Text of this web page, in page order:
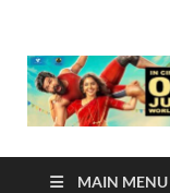
MAIN MENU